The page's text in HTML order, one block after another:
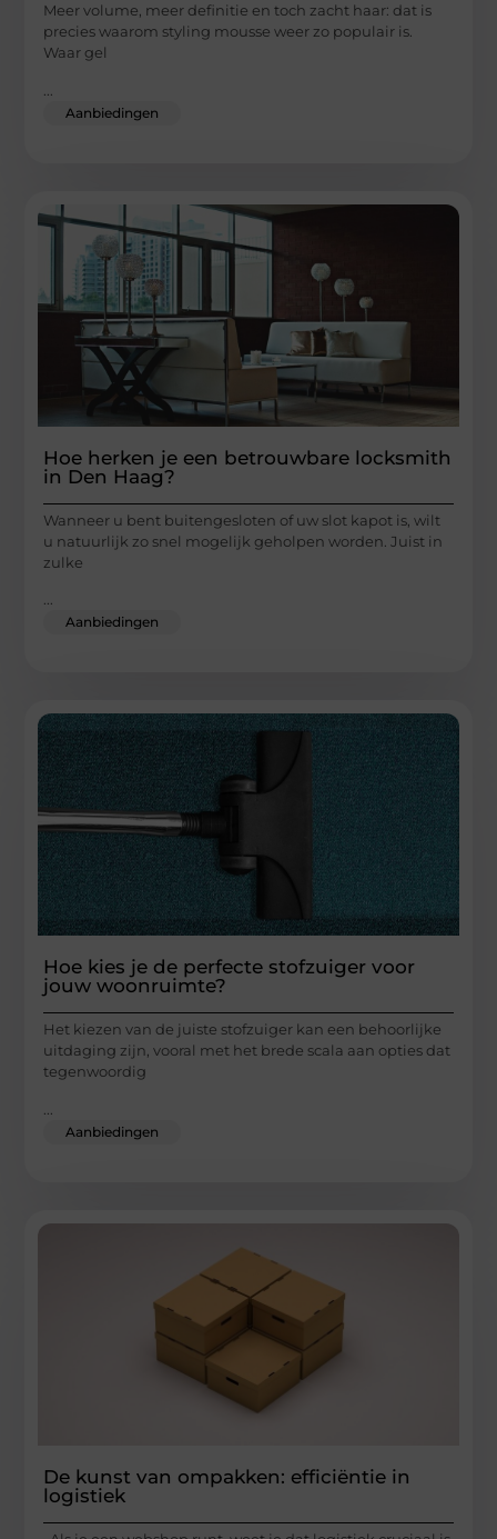
Meer volume, meer definitie en toch zacht haar: dat is
precies waarom styling mousse weer zo populair is.
Waar gel
Aanbiedingen
Hoe herken je een betrouwbare locksmith
in Den Haag?
Wanneer u bent buitengesloten of uw slot kapot is, wilt
u natuurlijk zo snel mogelijk geholpen worden. Juist in
zulke
Aanbiedingen
Hoe kies je de perfecte stofzuiger voor
jouw woonruimte?
Het kiezen van de juiste stofzuiger kan een behoorlijke
uitdaging zijn, vooral met het brede scala aan opties dat
tegenwoordig
Aanbiedingen
De kunst van ompakken: efficiëntie in
logistiek